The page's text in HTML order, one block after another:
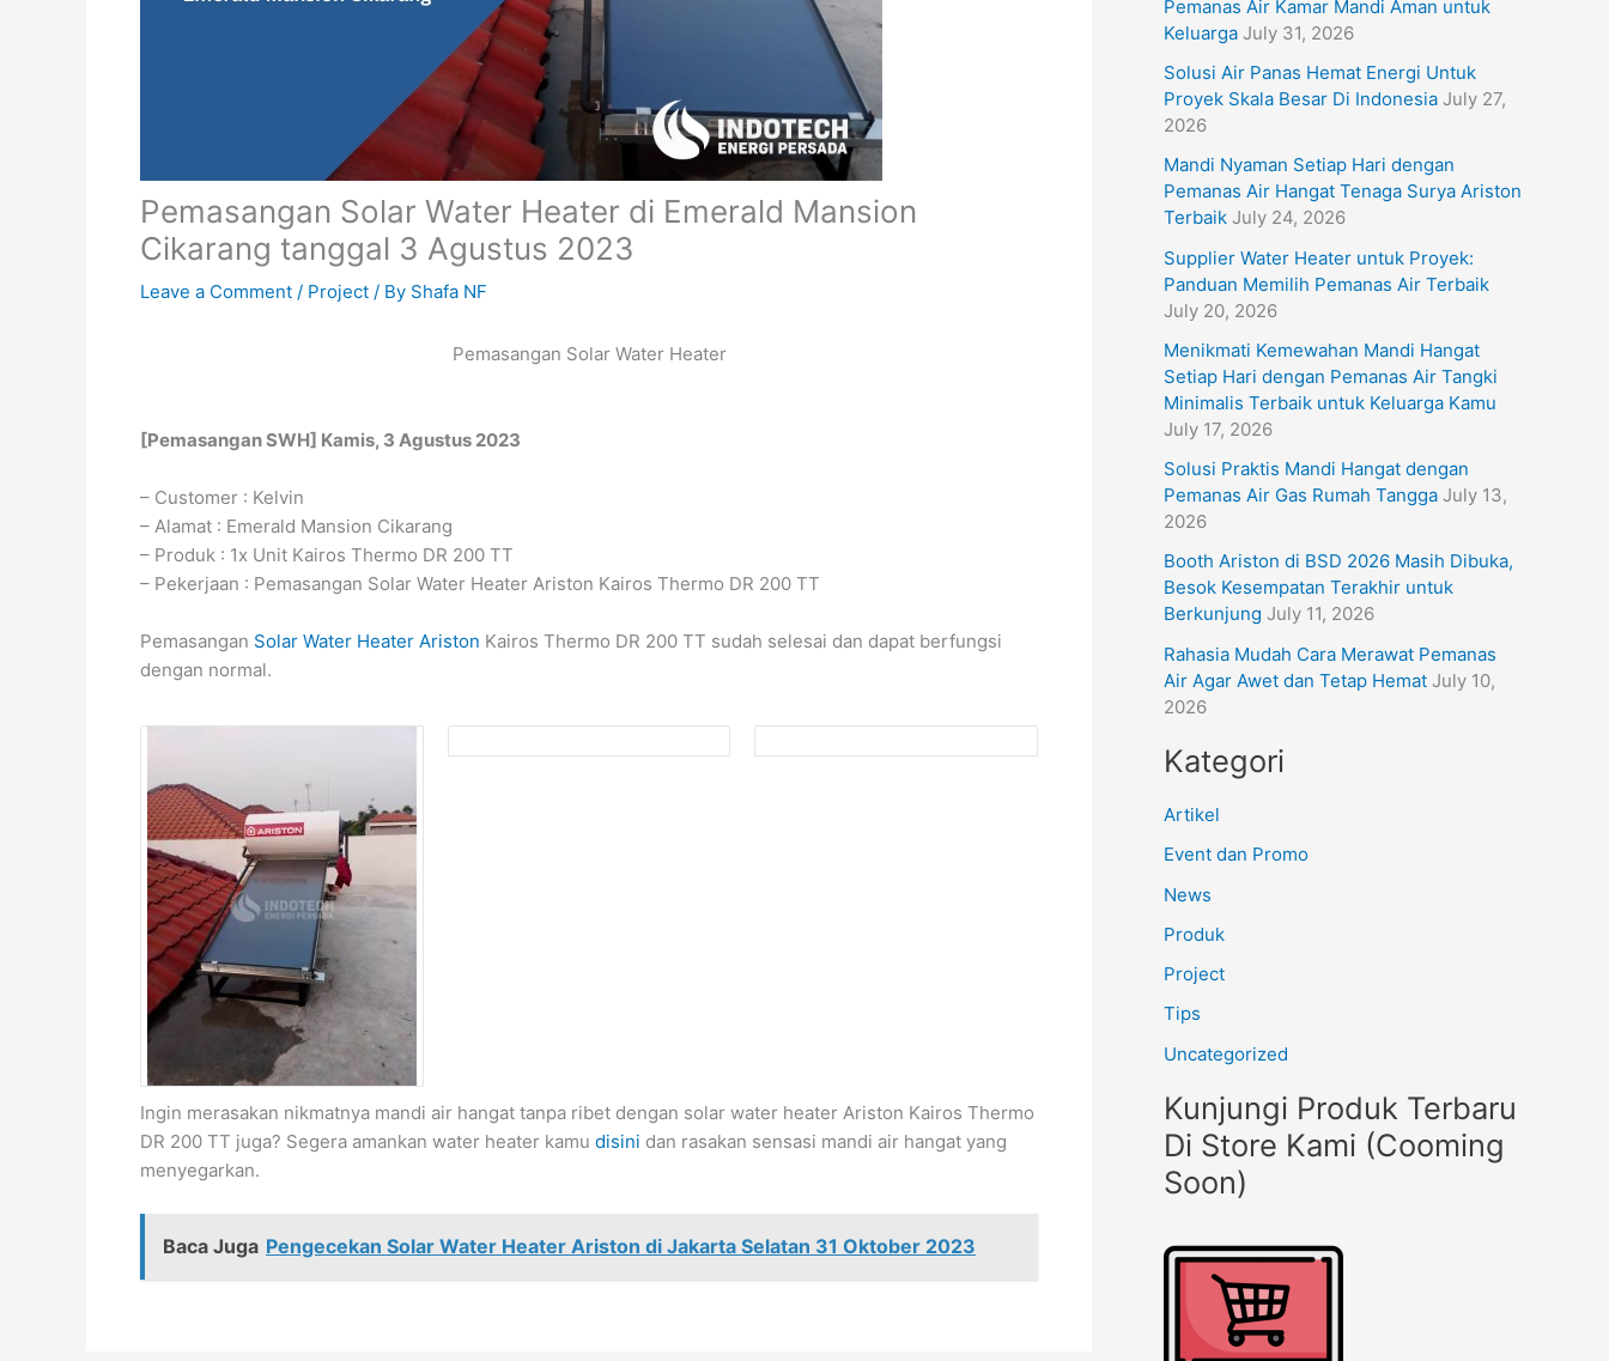
Pemasangan Solar Water Heater di Emerald Mansion
Cikarang tanggal 3 Agustus 2023
Leave a Comment / Project / By Shafa NF
Pemasangan Solar Water Heater
[Pemasangan SWH] Kamis, 3 Agustus 2023
– Customer : Kelvin
– Alamat : Emerald Mansion Cikarang
– Produk : 1x Unit Kairos Thermo DR 200 TT
– Pekerjaan : Pemasangan Solar Water Heater Ariston Kairos Thermo DR 200 TT
Pemasangan Solar Water Heater Ariston Kairos Thermo DR 200 TT sudah selesai dan dapat berfungsi
dengan normal.
Ingin merasakan nikmatnya mandi air hangat tanpa ribet dengan solar water heater Ariston Kairos Thermo
DR 200 TT juga? Segera amankan water heater kamu disini dan rasakan sensasi mandi air hangat yang
menyegarkan.
Baca Juga Pengecekan Solar Water Heater Ariston di Jakarta Selatan 31 Oktober 2023
Pemanas Air Kamar Mandi Aman untuk
Keluarga July 31, 2026
Solusi Air Panas Hemat Energi Untuk
Proyek Skala Besar Di Indonesia July 27,
2026
Mandi Nyaman Setiap Hari dengan
Pemanas Air Hangat Tenaga Surya Ariston
Terbaik July 24, 2026
Supplier Water Heater untuk Proyek:
Panduan Memilih Pemanas Air Terbaik
July 20, 2026
Menikmati Kemewahan Mandi Hangat
Setiap Hari dengan Pemanas Air Tangki
Minimalis Terbaik untuk Keluarga Kamu
July 17, 2026
Solusi Praktis Mandi Hangat dengan
Pemanas Air Gas Rumah Tangga July 13,
2026
Booth Ariston di BSD 2026 Masih Dibuka,
Besok Kesempatan Terakhir untuk
Berkunjung July 11, 2026
Rahasia Mudah Cara Merawat Pemanas
Air Agar Awet dan Tetap Hemat July 10,
2026
Kategori
Artikel
Event dan Promo
News
Produk
Project
Tips
Uncategorized
Kunjungi Produk Terbaru
Di Store Kami (Cooming
Soon)